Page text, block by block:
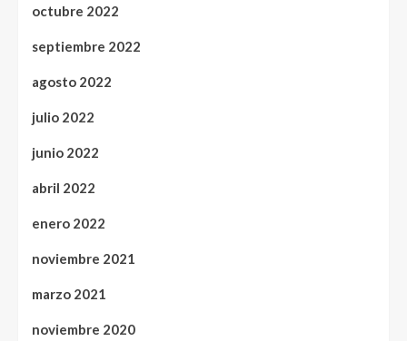
octubre 2022
septiembre 2022
agosto 2022
julio 2022
junio 2022
abril 2022
enero 2022
noviembre 2021
marzo 2021
noviembre 2020